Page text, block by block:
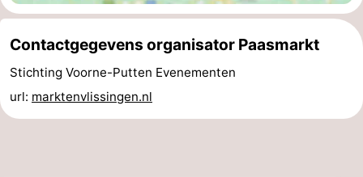
Oosterschelde
Burgh
Haamstede
-
Natuur
Kop
van
Walcheren
-
Veere
-
Contactgegevens organisator Paasmarkt
Stichting Voorne-Putten Evenementen
url: marktenvlissingen.nl